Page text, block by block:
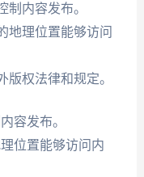
制内容发布。
地理位置能够访问
版权法律和规定。
容发布。
位置能够访问内